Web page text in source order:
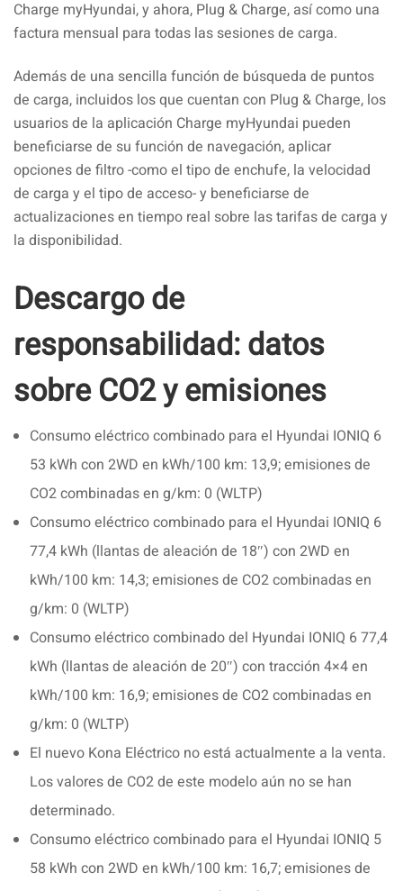
Charge myHyundai, y ahora, Plug & Charge, así como una
factura mensual para todas las sesiones de carga.
Además de una sencilla función de búsqueda de puntos
de carga, incluidos los que cuentan con Plug & Charge, los
usuarios de la aplicación Charge myHyundai pueden
beneficiarse de su función de navegación, aplicar
opciones de filtro -como el tipo de enchufe, la velocidad
de carga y el tipo de acceso- y beneficiarse de
actualizaciones en tiempo real sobre las tarifas de carga y
la disponibilidad.
Descargo de
responsabilidad: datos
sobre CO2 y emisiones
Consumo eléctrico combinado para el Hyundai IONIQ 6
53 kWh con 2WD en kWh/100 km: 13,9; emisiones de
CO2 combinadas en g/km: 0 (WLTP)
Consumo eléctrico combinado para el Hyundai IONIQ 6
77,4 kWh (llantas de aleación de 18″) con 2WD en
kWh/100 km: 14,3; emisiones de CO2 combinadas en
g/km: 0 (WLTP)
Consumo eléctrico combinado del Hyundai IONIQ 6 77,4
kWh (llantas de aleación de 20″) con tracción 4×4 en
kWh/100 km: 16,9; emisiones de CO2 combinadas en
g/km: 0 (WLTP)
El nuevo Kona Eléctrico no está actualmente a la venta.
Los valores de CO2 de este modelo aún no se han
determinado.
Consumo eléctrico combinado para el Hyundai IONIQ 5
58 kWh con 2WD en kWh/100 km: 16,7; emisiones de